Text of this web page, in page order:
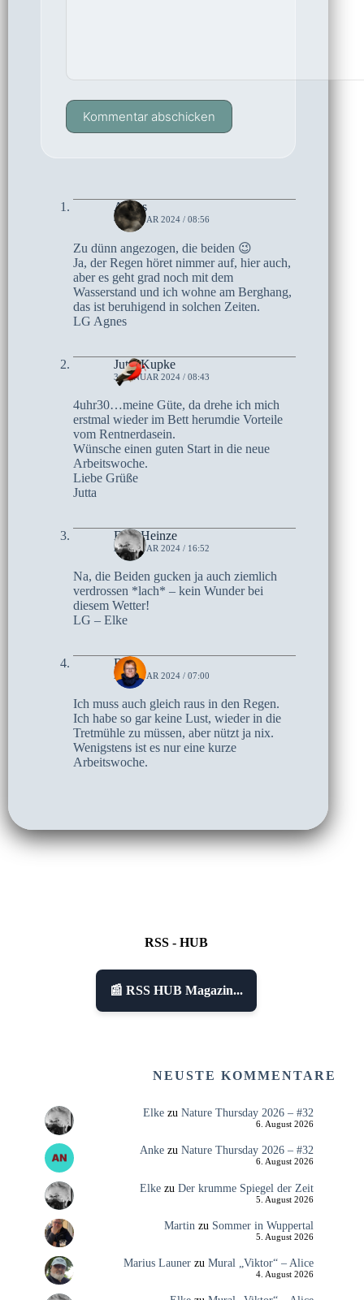
Kommentar abschicken
Agnes
4. JANUAR 2024 / 08:56
Zu dünn angezogen, die beiden 😉
Ja, der Regen höret nimmer auf, hier auch,
aber es geht grad noch mit dem
Wasserstand und ich wohne am Berghang,
das ist beruhigend in solchen Zeiten.
LG Agnes
Jutta Kupke
3. JANUAR 2024 / 08:43
4uhr30…meine Güte, da drehe ich mich
erstmal wieder im Bett herumdie Vorteile
vom Rentnerdasein.
Wünsche einen guten Start in die neue
Arbeitswoche.
Liebe Grüße
Jutta
Elke Heinze
2. JANUAR 2024 / 16:52
Na, die Beiden gucken ja auch ziemlich
verdrossen *lach* – kein Wunder bei
diesem Wetter!
LG – Elke
Birte
2. JANUAR 2024 / 07:00
Ich muss auch gleich raus in den Regen.
Ich habe so gar keine Lust, wieder in die
Tretmühle zu müssen, aber nützt ja nix.
Wenigstens ist es nur eine kurze
Arbeitswoche.
RSS - HUB
📰 RSS HUB Magazin...
NEUSTE KOMMENTARE
Elkezu Nature Thursday 2026 – #32
6. August 2026
Ankezu Nature Thursday 2026 – #32
6. August 2026
Elkezu Der krumme Spiegel der Zeit
5. August 2026
Martin zu Sommer in Wuppertal
5. August 2026
Marius Launerzu Mural „Viktor“ – Alice
4. August 2026